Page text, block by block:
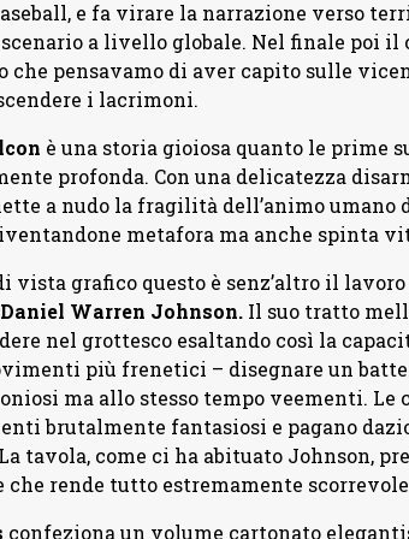
e fa virare la narrazione verso
a livello globale. Nel finale poi il
che pensavamo di aver capito sulle
i lacrimoni.
è una storia gioiosa quanto le prime
profonda. Con una delicatezza
a nudo la fragilità dell’animo umano
metafora ma anche spinta
vista grafico questo è senz’altro il
Daniel Warren Johnson.Il suo tratto
nel grottesco esaltando così la
più frenetici – disegnare un
ma allo stesso tempo veementi. Le
brutalmente fantasiosi e pagano
tavola, come ci ha abituato Johnson,
che rende tutto estremamente
confeziona un volume cartonato